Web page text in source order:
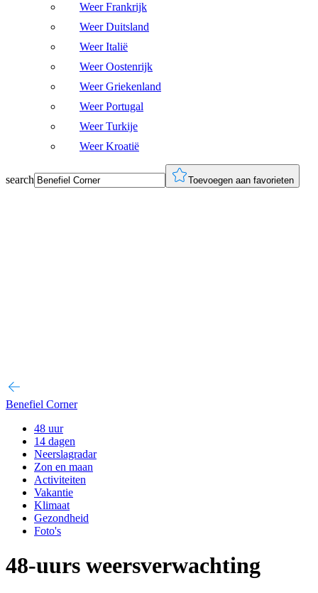
Weer Frankrijk
Weer Duitsland
Weer Italië
Weer Oostenrijk
Weer Griekenland
Weer Portugal
Weer Turkije
Weer Kroatië
search Toevoegen aan favorieten
Benefiel Corner
48 uur
14 dagen
Neerslagradar
Zon en maan
Activiteiten
Vakantie
Klimaat
Gezondheid
Foto's
48-uurs weersverwachting